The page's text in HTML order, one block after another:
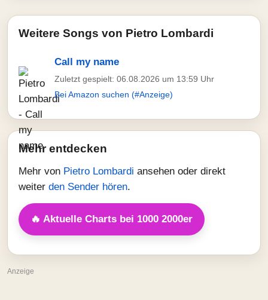
Weitere Songs von Pietro Lombardi
Call my name
Zuletzt gespielt: 06.08.2026 um 13:59 Uhr
Bei Amazon suchen (#Anzeige)
Mehr entdecken
Mehr von Pietro Lombardi ansehen oder direkt
weiter den Sender hören.
🔥 Aktuelle Charts bei 1000 2000er
Anzeige